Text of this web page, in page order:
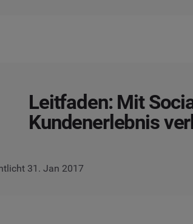
Leitfaden: Mit
Kundenerlebnis
31. Jan 2017